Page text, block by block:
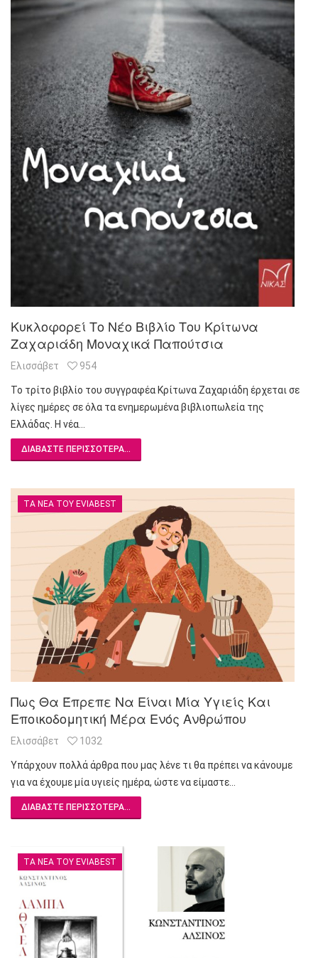
Κυκλοφορεί Το Νέο Βιβλίο Του Κρίτωνα
Ζαχαριάδη Μοναχικά Παπούτσια
Ελισσάβετ 954
Το τρίτο βιβλίο του συγγραφέα Κρίτωνα Ζαχαριάδη έρχεται σε
λίγες ημέρες σε όλα τα ενημερωμένα βιβλιοπωλεία της
Ελλάδας. Η νέα…
ΔΙΑΒΆΣΤΕ ΠΕΡΙΣΣΌΤΕΡΑ...
ΤΑ ΝΈΑ ΤΟΥ EVIABEST
Πως Θα Έπρεπε Να Είναι Μία Υγιείς Και
Εποικοδομητική Μέρα Ενός Ανθρώπου
Ελισσάβετ 1032
Υπάρχουν πολλά άρθρα που μας λένε τι θα πρέπει να κάνουμε
για να έχουμε μία υγιείς ημέρα, ώστε να είμαστε…
ΔΙΑΒΆΣΤΕ ΠΕΡΙΣΣΌΤΕΡΑ...
ΤΑ ΝΈΑ ΤΟΥ EVIABEST